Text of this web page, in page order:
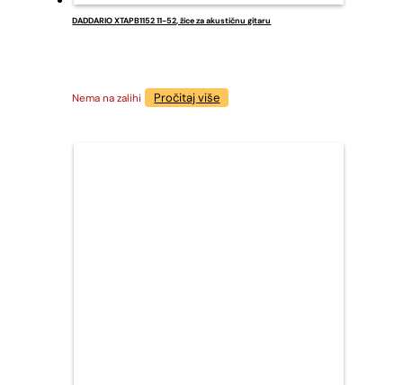
DADDARIO XTAPB1152 11-52, žice za akustičnu gitaru
Nema na zalihi Pročitaj više